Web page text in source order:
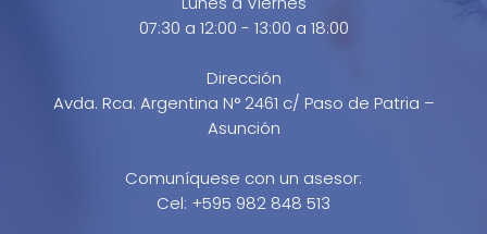
07:30 a 12:00 - 13:00 a 18:00
Dirección
Avda. Rca. Argentina N° 2461 c/ Paso de Patria –
Asunción
Comuníquese con un asesor:
Cel: +595 982 848 513